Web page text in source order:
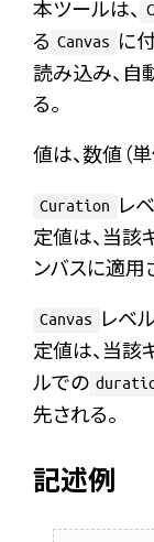
本ツールは、
る Canvas に
読み込み、
る。
値は、数値（
Curation レ
定値は、当該
ンバスに適用
Canvas レベ
定値は、当該
ルでの
先される。
記述例